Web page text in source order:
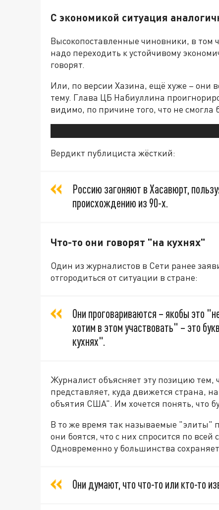
С экономикой ситуация
Высокопоставленные чиновники, в том
надо переходить к устойчивому
говорят.
Или, по версии Хазина, ещё хуже – они
тему. Глава ЦБ Набиуллина
видимо, по причине того, что не
Вердикт публициста жёсткий:
Россию загоняют в Хасавюрт,
происхождению из 90-х.
Что-то они говорят "на кухнях"
Один из журналистов в Сети ранее
отгородиться от ситуации в стране:
Они проговариваются – якобы это
хотим в этом участвовать" – это
кухнях".
Журналист объясняет эту позицию тем,
представляет, куда движется страна,
объятия США". Им хочется понять, что
В то же время так называемые "элиты"
они боятся, что с них спросится по
Одновременно у большинства
Они думают, что что-то или кто-то